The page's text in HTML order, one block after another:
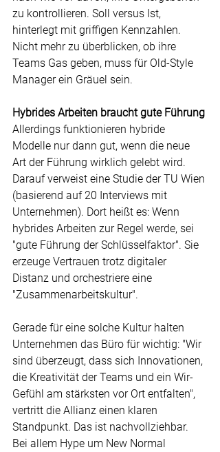
zu kontrollieren. Soll versus Ist,
hinterlegt mit griffigen Kennzahlen.
Nicht mehr zu überblicken, ob ihre
Teams Gas geben, muss für Old-Style
Manager ein Gräuel sein.
Hybrides Arbeiten braucht gute Führung
Allerdings funktionieren hybride
Modelle nur dann gut, wenn die neue
Art der Führung wirklich gelebt wird.
Darauf verweist eine Studie der TU Wien
(basierend auf 20 Interviews mit
Unternehmen). Dort heißt es: Wenn
hybrides Arbeiten zur Regel werde, sei
"gute Führung der Schlüsselfaktor". Sie
erzeuge Vertrauen trotz digitaler
Distanz und orchestriere eine
"Zusammenarbeitskultur".
Gerade für eine solche Kultur halten
Unternehmen das Büro für wichtig: "Wir
sind überzeugt, dass sich Innovationen,
die Kreativität der Teams und ein Wir-
Gefühl am stärksten vor Ort entfalten",
vertritt die Allianz einen klaren
Standpunkt. Das ist nachvollziehbar.
Bei allem Hype um New Normal